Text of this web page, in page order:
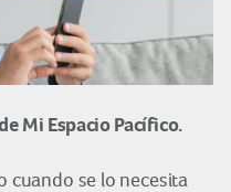
Mi Espacio Pacífico.
cuando se lo necesita